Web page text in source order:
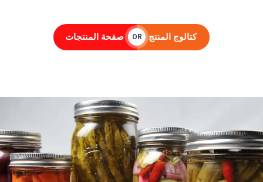
صفحة المنتجات OR كتالوج المنتج